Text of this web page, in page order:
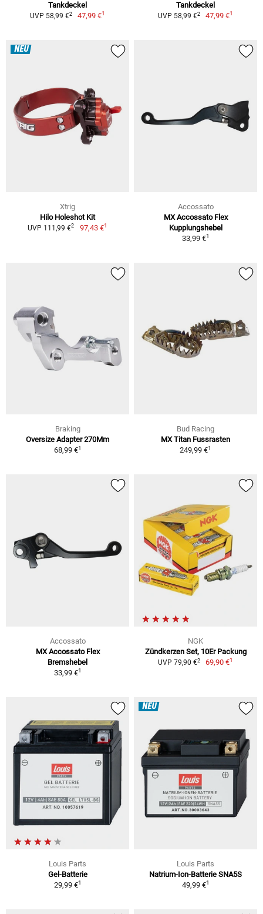
Tankdeckel
UVP 58,99 €2 47,99 €1
Tankdeckel
UVP 58,99 €2 47,99 €1
NEU
Xtrig
Hilo Holeshot Kit
UVP 111,99 €2 97,43 €1
Accossato
MX Accossato Flex
Kupplungshebel
33,99 €1
Braking
Oversize Adapter 270Mm
68,99 €1
Bud Racing
MX Titan Fussrasten
249,99 €1
Accossato
MX Accossato Flex
Bremshebel
33,99 €1
NGK
Zündkerzen Set, 10Er Packung
UVP 79,90 €2 69,90 €1
Louis Parts
Gel-Batterie
29,99 €1
NEU
Louis Parts
Natrium-Ion-Batterie SNA5S
49,99 €1